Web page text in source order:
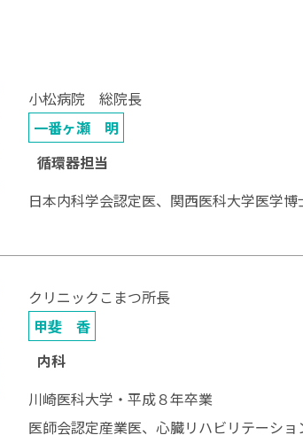
小松病院 総院長
一番ヶ瀬 明
循環器担当
日本内科学会認定医、関西医科大学医学博
クリニックこまつ所長
甲斐 香
内科
川崎医科大学・平成８年卒業
医師会認定産業医、心臓リハビリテーショ